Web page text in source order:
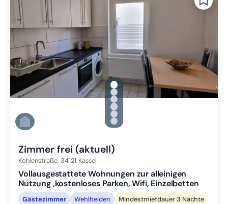
gallery.slide_selector
Zu Slide 1 wechseln
Zu Slide 2 wechseln
Zu Slide 3 wechseln
Zu Slide 4 wechseln
Zu Slide 5 wechseln
Zu Slide 6 wechseln
Zimmer frei (aktuell)
Kohlenstraße, 34121 Kassel
Vollausgestattete Wohnungen zur alleinigen
Nutzung ,kostenloses Parken, Wifi, Einzelbetten
Gästezimmer Wehlheiden
Mindestmietdauer 3 Nächte